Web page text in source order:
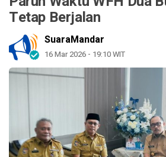
Tetap Berjalan
SuaraMandar
16 Mar 2026 - 19:10 WIT